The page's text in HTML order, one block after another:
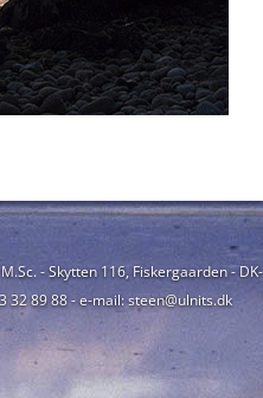
- Skytten 116, Fiskergaarden - DK-
32 89 88 - e-mail: steen@ulnits.dk